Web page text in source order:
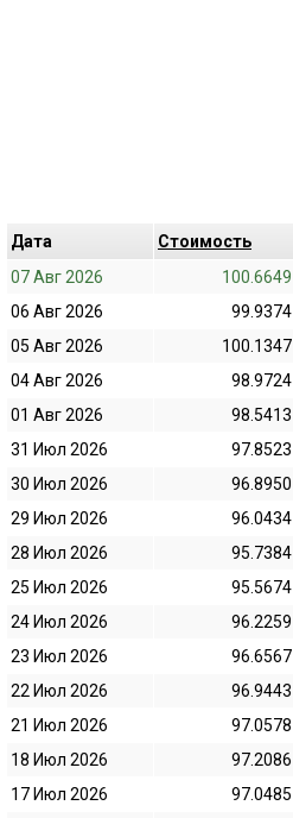
Дата Cтоимость
07 Авг 2026
100.6649
06 Авг 2026
99.9374
05 Авг 2026
100.1347
04 Авг 2026
98.9724
01 Авг 2026
98.5413
31 Июл 2026
97.8523
30 Июл 2026
96.8950
29 Июл 2026
96.0434
28 Июл 2026
95.7384
25 Июл 2026
95.5674
24 Июл 2026
96.2259
23 Июл 2026
96.6567
22 Июл 2026
96.9443
21 Июл 2026
97.0578
18 Июл 2026
97.2086
17 Июл 2026
97.0485